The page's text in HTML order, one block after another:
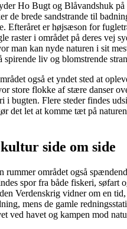
Ho Bugt og Blåvandshuk på
de brede sandstrande til
Efteråret er højsæson for
raster i området på deres vej
man kan nyde naturen i sit
spirende liv og blomstrende
også et yndet sted at
store flokke af stære danser
i bugten. Flere steder findes
det let at komme tæt på
side om side
rummer området også
spor fra både fiskeri, søfart
Verdenskrig vidner om en
mens de gamle
ved havet og kampen mod